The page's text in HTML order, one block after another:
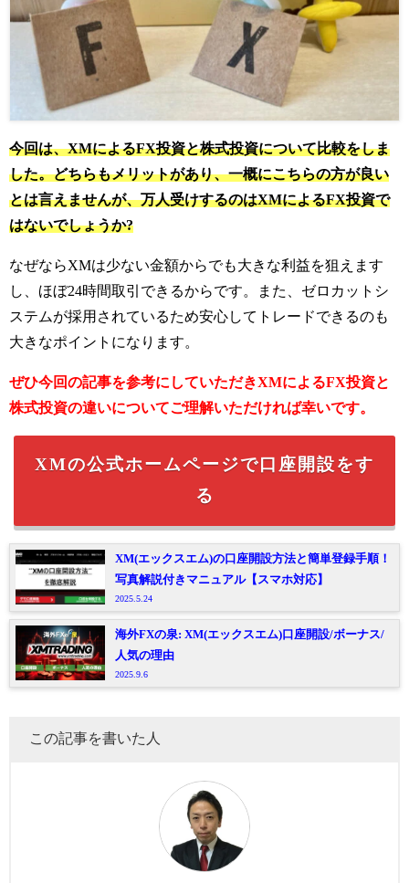
今回は、XMによるFX投資と株式投資について比較をしま
した。どちらもメリットがあり、一概にこちらの方が良い
とは言えませんが、万人受けするのはXMによるFX投資で
はないでしょうか?
なぜならXMは少ない金額からでも大きな利益を狙えます
し、ほぼ24時間取引できるからです。
また、ゼロカットシ
ステムが採用されているため安心してトレードできるのも
大きなポイントになります。
ぜひ今回の記事を参考にしていただきXMによるFX投資と
株式投資の違いについてご理解いただければ幸いです。
XMの公式ホームページで口座開設をす
る
XM(エックスエム)の口座開設方法と簡単登録手順！
写真解説付きマニュアル【スマホ対応】
2025.5.24
海外FXの泉: XM(エックスエム)口座開設/ボーナス/
人気の理由
2025.9.6
この記事を書いた人